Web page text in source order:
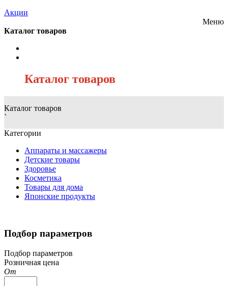
Акции
Меню
Каталог товаров
Каталог товаров
Каталог товаров
`
Категории
Аппараты и массажеры
Детские товары
Здоровье
Косметика
Товары для дома
Японские продукты
Подбор параметров
Подбор параметров
Розничная цена
От